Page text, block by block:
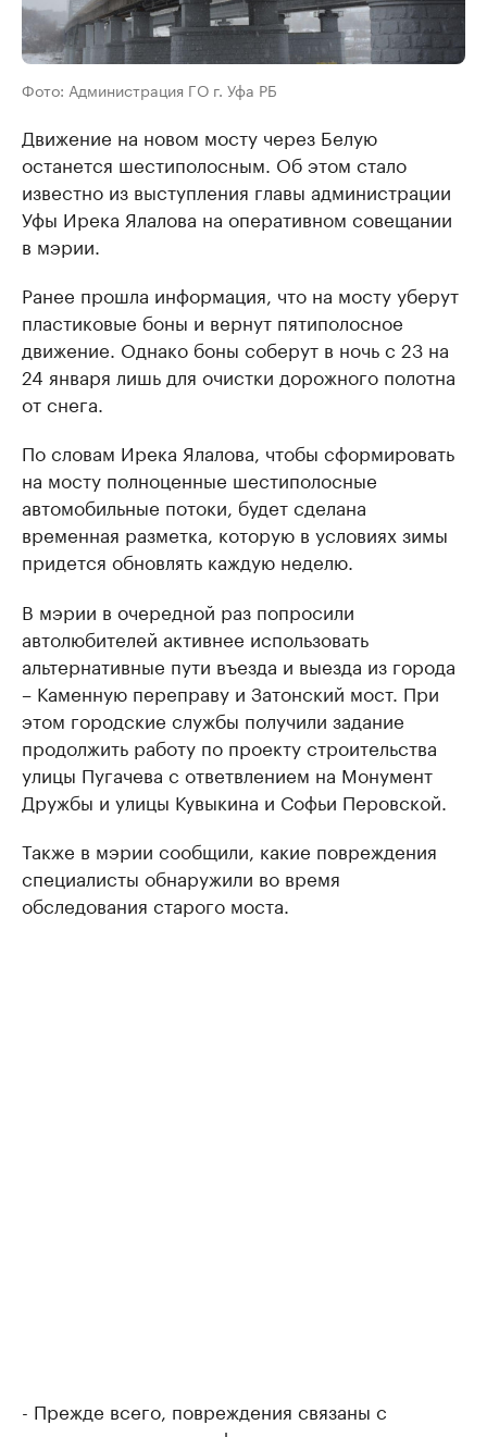
Фото: Администрация ГО г. Уфа РБ
Движение на новом мосту через Белую
останется шестиполосным. Об этом стало
известно из выступления главы администрации
Уфы Ирека Ялалова на оперативном совещании
в мэрии.
Ранее прошла информация, что на мосту уберут
пластиковые боны и вернут пятиполосное
движение. Однако боны соберут в ночь с 23 на
24 января лишь для очистки дорожного полотна
от снега.
По словам Ирека Ялалова, чтобы сформировать
на мосту полноценные шестиполосные
автомобильные потоки, будет сделана
временная разметка, которую в условиях зимы
придется обновлять каждую неделю.
В мэрии в очередной раз попросили
автолюбителей активнее использовать
альтернативные пути въезда и выезда из города
– Каменную переправу и Затонский мост. При
этом городские службы получили задание
продолжить работу по проекту строительства
улицы Пугачева с ответвлением на Монумент
Дружбы и улицы Кувыкина и Софьи Перовской.
Также в мэрии сообщили, какие повреждения
специалисты обнаружили во время
обследования старого моста.
- Прежде всего, повреждения связаны с